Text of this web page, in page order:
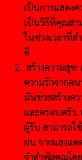
เป็นการแสดง
เป็นวิธีที่คุณสา
ในช่วงเวลาที่ส
ดี
สร้างความสุข
ความรักจากค
มันช่วยสร้างค
และครอบครัว
ผู้รับ สามารถใ
ฝน จากแสงแ
จำสำพัสคุณโด